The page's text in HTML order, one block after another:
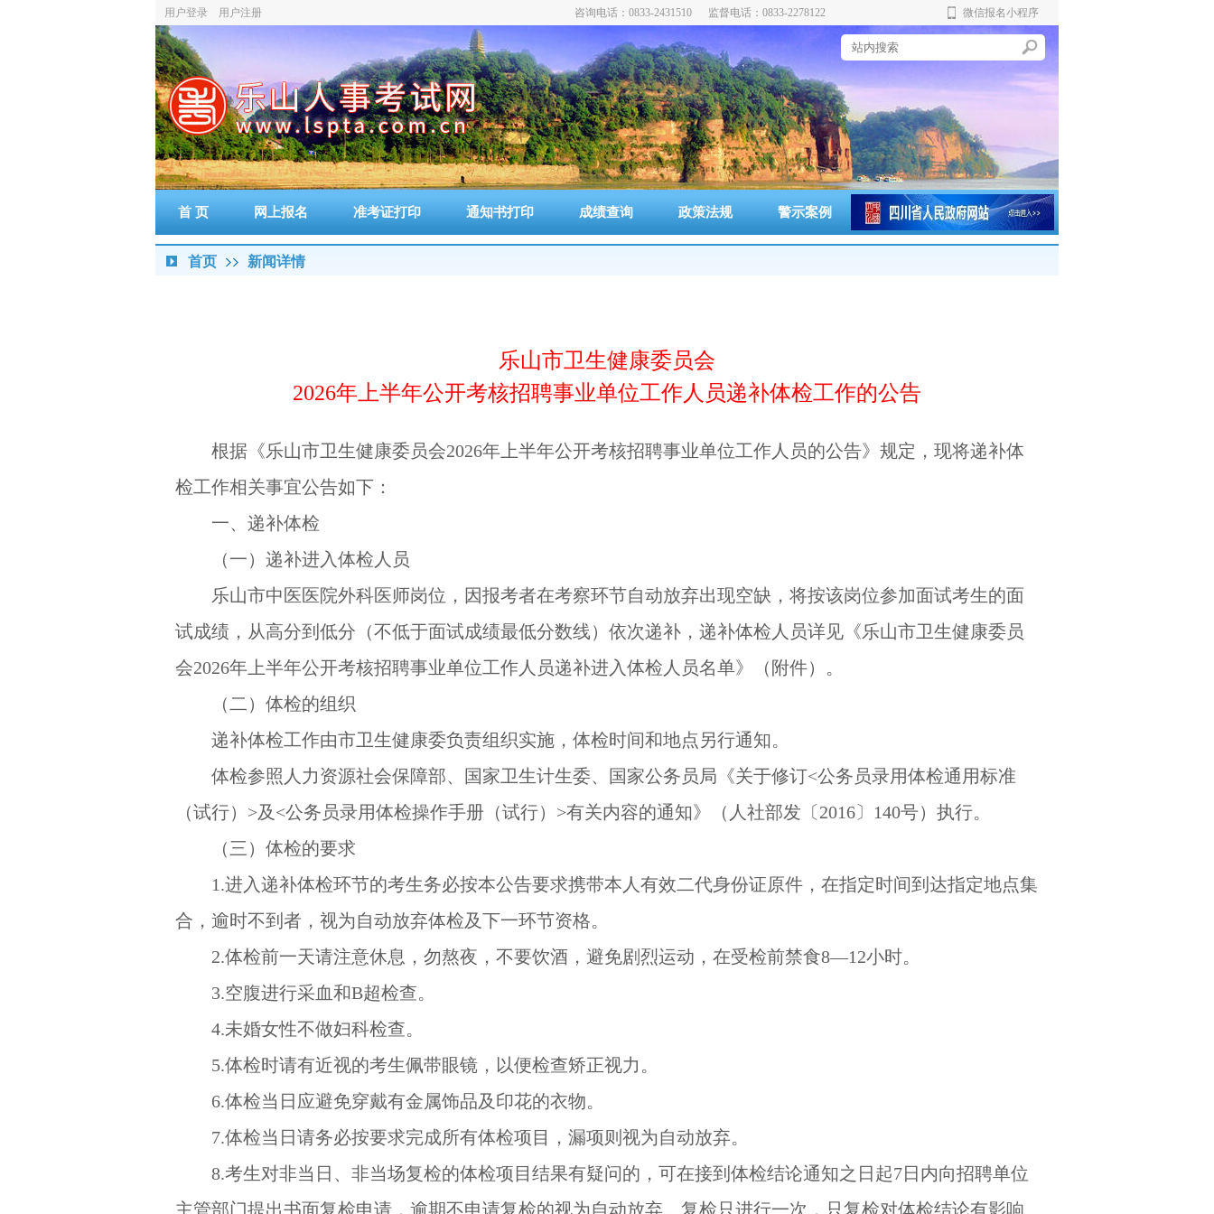
用户登录 用户注册 咨询电话：0833-2431510 监督电话：0833-2278122 微信报名小程序
威
实
首 页 网上报名 准考证打印 通知书打印 成绩查询 政策法规 警示案例
首页 新闻详情
乐山市卫生健康委员会
2026年上半年公开考核招聘事业单位工作人员递补体检工作的公告
根据《乐山市卫生健康委员会2026年上半年公开考核招聘事业单位工作人员的公告》规定，现将递补体
检工作相关事宜公告如下：
一、递补体检
（一）递补进入体检人员
乐山市中医医院外科医师岗位，因报考者在考察环节自动放弃出现空缺，将按该岗位参加面试考生的面
试成绩，从高分到低分（不低于面试成绩最低分数线）依次递补，递补体检人员详见《乐山市卫生健康委员
会2026年上半年公开考核招聘事业单位工作人员递补进入体检人员名单》（附件）。
（二）体检的组织
递补体检工作由市卫生健康委负责组织实施，体检时间和地点另行通知。
体检参照人力资源社会保障部、国家卫生计生委、国家公务员局《关于修订<公务员录用体检通用标准
（试行）>及<公务员录用体检操作手册（试行）>有关内容的通知》（人社部发〔2016〕140号）执行。
（三）体检的要求
1.进入递补体检环节的考生务必按本公告要求携带本人有效二代身份证原件，在指定时间到达指定地点集
合，逾时不到者，视为自动放弃体检及下一环节资格。
2.体检前一天请注意休息，勿熬夜，不要饮酒，避免剧烈运动，在受检前禁食8—12小时。
3.空腹进行采血和B超检查。
4.未婚女性不做妇科检查。
5.体检时请有近视的考生佩带眼镜，以便检查矫正视力。
6.体检当日应避免穿戴有金属饰品及印花的衣物。
7.体检当日请务必按要求完成所有体检项目，漏项则视为自动放弃。
8.考生对非当日、非当场复检的体检项目结果有疑问的，可在接到体检结论通知之日起7日内向招聘单位
主管部门提出书面复检申请，逾期不申请复检的视为自动放弃。复检只进行一次，只复检对体检结论有影响